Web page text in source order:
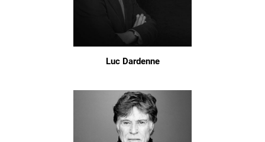
Luc Dardenne